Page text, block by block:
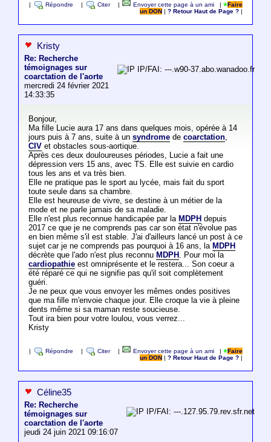
Répondre Citer Envoyer cette page à un ami |
Faire
un DON
|? Retour Haut de Page ?
Kristy
Re: Recherche
témoignages sur
coarctation de l'aorte
mercredi 24 février 2021
14:33:35
IP/FAI: ---.w90-37.abo.wanadoo.fr
Bonjour,
Ma fille Lucie aura 17 ans dans quelques mois, opérée à 14
jours puis à 7 ans, suite à un syndromede coarctation,
CIVet obstacles sous-aortique.
Après ces deux douloureuses périodes, Lucie a fait une
dépression vers 15 ans, avec TS. Elle est suivie en cardio
tous les ans et va très bien.
Elle ne pratique pas le sport au lycée, mais fait du sport
toute seule dans sa chambre.
Elle est heureuse de vivre, se destine à un métier de la
mode et ne parle jamais de sa maladie.
Elle n'est plus reconnue handicapée par la MDPH depuis
2017 ce que je ne comprends pas car son état n'évolue pas
en bien même s'il est stable. J'ai d'ailleurs lancé un post à ce
sujet car je ne comprends pas pourquoi à 16 ans, la MDPH
décrète que l'ado n'est plus reconnu MDPH . Pour moi la
cardiopathieest omniprésente et le restera... Son coeur a
été réparé ce qui ne signifie pas qu'il soit complètement
guéri.
Je ne peux que vous envoyer les mêmes ondes positives
que ma fille m'envoie chaque jour. Elle croque la vie à pleine
dents même si sa maman reste soucieuse.
Tout ira bien pour votre loulou, vous verrez...
Kristy
Répondre Citer Envoyer cette page à un ami |
Faire
un DON
|? Retour Haut de Page ?
Céline35
Re: Recherche
témoignages sur
coarctation de l'aorte
jeudi 24 juin 2021 09:16:07
IP/FAI: ---.127.95.79.rev.sfr.net